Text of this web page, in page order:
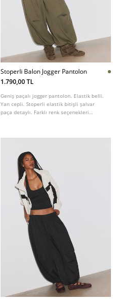
Stoperli Balon Jogger Pantolon
1.790,00 TL
Geniş paçalı jogger pantolon. Elastik belli.
Yan cepli. Stoperli elastik bitişli şalvar
paça detaylı. Farklı renk seçenekleri